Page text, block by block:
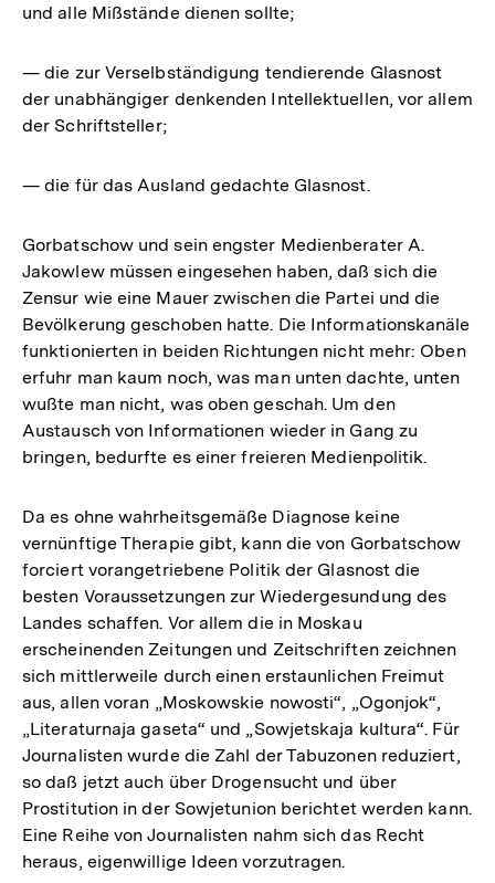
und alle Mißstände dienen sollte;
— die zur Verselbständigung tendierende Glasnost
der unabhängiger denkenden Intellektuellen, vor allem
der Schriftsteller;
— die für das Ausland gedachte Glasnost.
Gorbatschow und sein engster Medienberater A.
Jakowlew müssen eingesehen haben, daß sich die
Zensur wie eine Mauer zwischen die Partei und die
Bevölkerung geschoben hatte. Die Informationskanäle
funktionierten in beiden Richtungen nicht mehr: Oben
erfuhr man kaum noch, was man unten dachte, unten
wußte man nicht, was oben geschah. Um den
Austausch von Informationen wieder in Gang zu
bringen, bedurfte es einer freieren Medienpolitik.
Da es ohne wahrheitsgemäße Diagnose keine
vernünftige Therapie gibt, kann die von Gorbatschow
forciert vorangetriebene Politik der Glasnost die
besten Voraussetzungen zur Wiedergesundung des
Landes schaffen. Vor allem die in Moskau
erscheinenden Zeitungen und Zeitschriften zeichnen
sich mittlerweile durch einen erstaunlichen Freimut
aus, allen voran „Moskowskie nowosti“, „Ogonjok“,
„Literaturnaja gaseta“ und „Sowjetskaja kultura“. Für
Journalisten wurde die Zahl der Tabuzonen reduziert,
so daß jetzt auch über Drogensucht und über
Prostitution in der Sowjetunion berichtet werden kann.
Eine Reihe von Journalisten nahm sich das Recht
heraus, eigenwillige Ideen vorzutragen.